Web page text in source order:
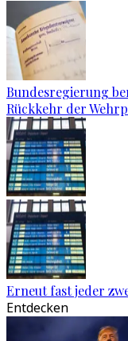
Bundesregierung
Rückkehr der
Erneut fast jeder
Entdecken